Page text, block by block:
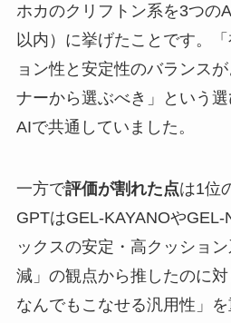
ホカのクリフトン系を3つの
以内）に挙げたことです。
ョン性と安定性のバランス
ナーから選ぶべき」という
AIで共通していました。
一方で評価が割れた点は1位
GPTはGEL-KAYANOや
ックスの安定・高クッショ
減」の観点から推したのに
なんでもこなせる汎用性」